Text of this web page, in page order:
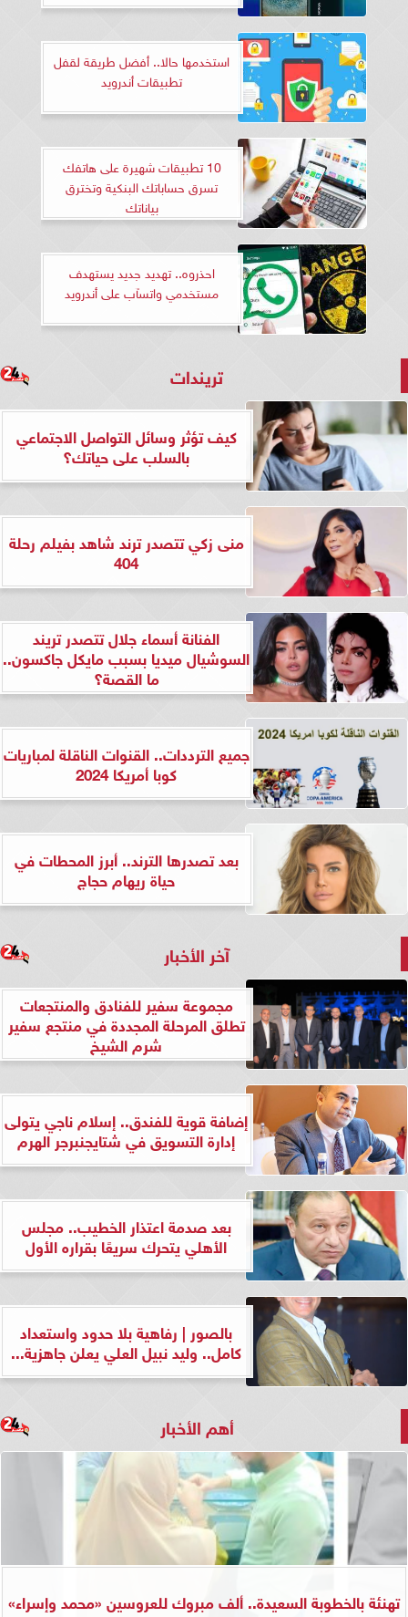
استخدمها حالا.. أفضل طريقة لقفل
تطبيقات أندرويد
10 تطبيقات شهيرة على هاتفك
تسرق حساباتك البنكية وتخترق
بياناتك
احذروه.. تهديد جديد يستهدف
مستخدمي واتسآب على أندرويد
تريندات
كيف تؤثر وسائل التواصل الاجتماعي
بالسلب على حياتك؟
منى زكي تتصدر ترند شاهد بفيلم رحلة
404
الفنانة أسماء جلال تتصدر تريند
السوشيال ميديا بسبب مايكل جاكسون..
ما القصة؟
جميع الترددات.. القنوات الناقلة لمباريات
كوبا أمريكا 2024
بعد تصدرها الترند.. أبرز المحطات في
حياة ريهام حجاج
آخر الأخبار
مجموعة سفير للفنادق والمنتجعات
تطلق المرحلة المجددة في منتجع سفير
شرم الشيخ
إضافة قوية للفندق.. إسلام ناجي يتولى
إدارة التسويق في شتايجنبرجر الهرم
بعد صدمة اعتذار الخطيب.. مجلس
الأهلي يتحرك سريعًا بقراره الأول
بالصور | رفاهية بلا حدود واستعداد
كامل.. وليد نبيل العلي يعلن جاهزية...
أهم الأخبار
تهنئة بالخطوبة السعيدة.. ألف مبروك للعروسين «محمد وإسراء»